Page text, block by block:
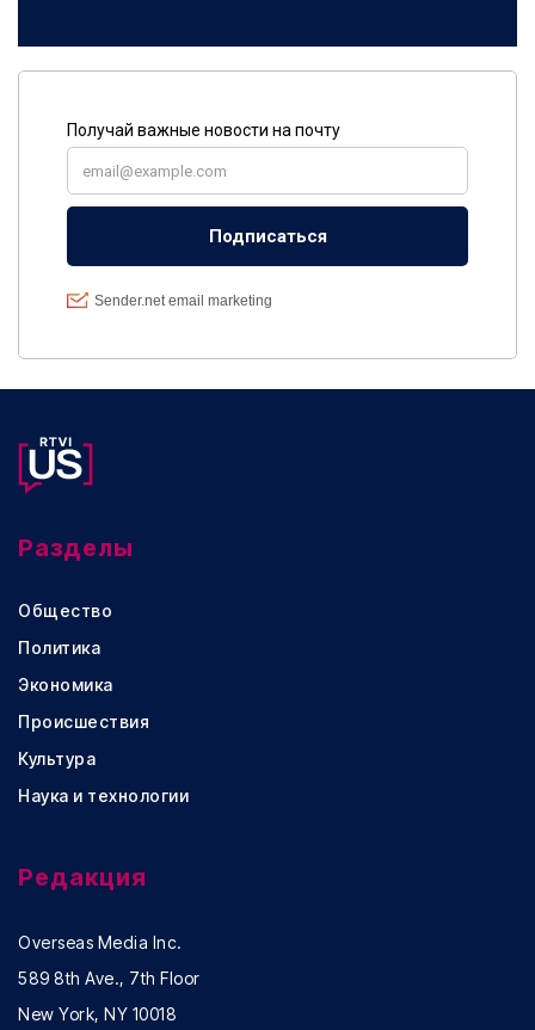
Разделы
Общество
Политика
Экономика
Происшествия
Культура
Наука и технологии
Редакция
Overseas Media Inc.
589 8th Ave., 7th Floor
New York, NY 10018